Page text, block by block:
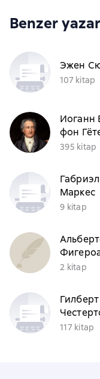
Benzer
Эжен
107 kitap
Иоганн
фон
395 kitap
Маркес
9 kitap
2 kitap
117 kitap